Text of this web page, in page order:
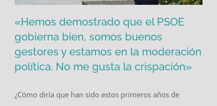
«Hemos demostrado que el PSOE
gobierna bien, somos buenos
«Hemos demostrado que el PSOE
gobierna bien, somos buenos
gestores y estamos en la moderación
política. No me gusta la crispación»
¿Cómo diría que han sido estos primeros años de